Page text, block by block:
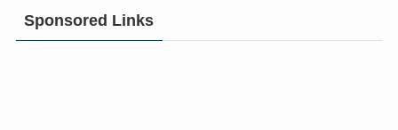
Sponsored Links